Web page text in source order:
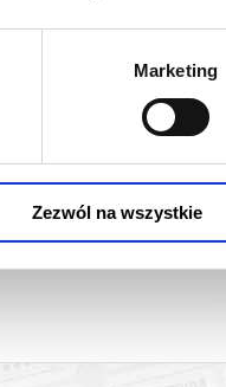
Marketing
Zezwól na wszystkie
PATROL I DINOZAURY